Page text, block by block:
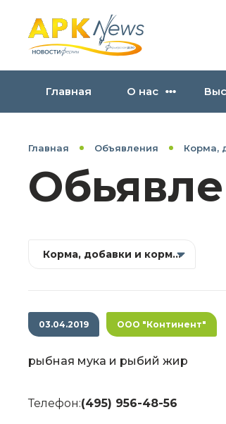
Главная О нас
Главная Объявления Корма,
Корма, добавки и кормопроизводство
03.04.2019 ООО "Континент"
рыбная мука и рыбий жир
Телефон:(495) 956-48-56